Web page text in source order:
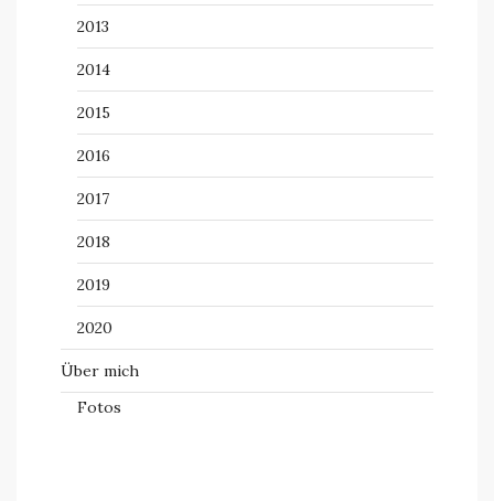
2013
2014
2015
2016
2017
2018
2019
2020
Über mich
Fotos